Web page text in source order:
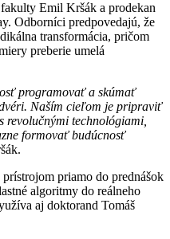
Emil Kršák a prodekan
Odborníci predpovedajú, že
transformácia, pričom
preberie umelá
programovať a skúmať
Naším cieľom je pripraviť
revolučnými technológiami,
formovať budúcnosť
priamo do prednášok
algoritmy do reálneho
aj doktorand Tomáš